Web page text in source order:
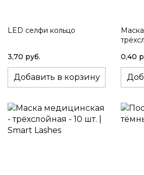
LED селфи кольцо
3,70 руб.
Добавить в корзину
0,40